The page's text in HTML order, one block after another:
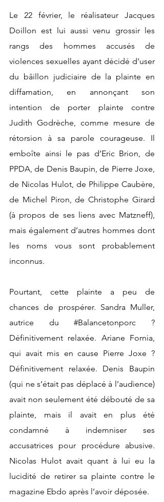
Le 22 février, le réalisateur Jacques
Doillon est lui aussi venu grossir les
rangs des hommes accusés de
violences sexuelles ayant décidé d’user
du bâillon judiciaire de la plainte en
diffamation, en annonçant son
intention de porter plainte contre
Judith Godrèche, comme mesure de
rétorsion à sa parole courageuse. Il
emboîte ainsi le pas d’Eric Brion, de
PPDA, de Denis Baupin, de Pierre Joxe,
de Nicolas Hulot, de Philippe Caubère,
de Michel Piron, de Christophe Girard
(à propos de ses liens avec Matzneff),
mais également d’autres hommes dont
les noms vous sont probablement
inconnus.
Pourtant, cette plainte a peu de
chances de prospérer. Sandra Muller,
autrice du #Balancetonporc ?
Définitivement relaxée. Ariane Fornia,
qui avait mis en cause Pierre Joxe ?
Définitivement relaxée. Denis Baupin
(qui ne s’était pas déplacé à l’audience)
avait non seulement été débouté de sa
plainte, mais il avait en plus été
condamné à indemniser ses
accusatrices pour procédure abusive.
Nicolas Hulot avait quant à lui eu la
lucidité de retirer sa plainte contre le
magazine Ebdo après l’avoir déposée.